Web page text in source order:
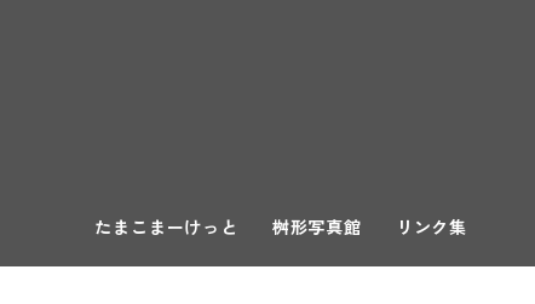
たまこまーけっと 桝形写真館 リンク集